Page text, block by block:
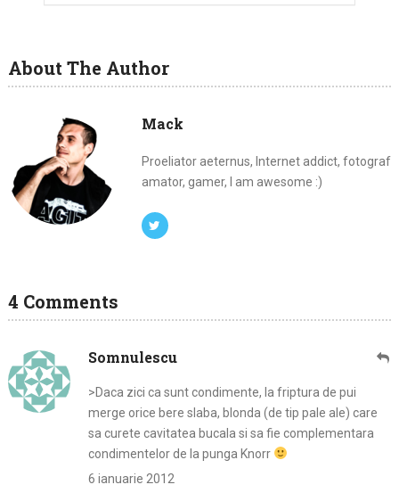
About The Author
Mack
Proeliator aeternus, Internet addict, fotograf
amator, gamer, I am awesome :)
4 Comments
Somnulescu
>Daca zici ca sunt condimente, la friptura de pui
merge orice bere slaba, blonda (de tip pale ale) care
sa curete cavitatea bucala si sa fie complementara
condimentelor de la punga Knorr
6 ianuarie 2012